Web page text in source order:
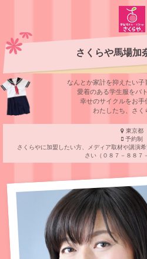
さくらや馬場加
なんとか家計を抑えたい子
愛着のある学⽣服をバ
幸せのサイクルをお⼿
わたしたち、さく
東京都
予約制
さくらやに加盟したい方、メディア取材や講演
さい（０８７－８８７